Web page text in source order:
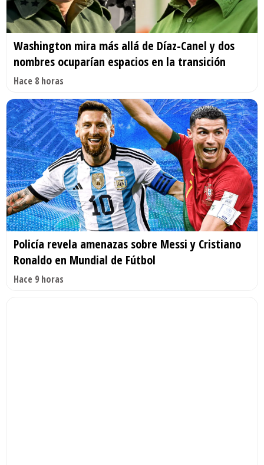
Washington mira más allá de Díaz-Canel y dos
nombres ocuparían espacios en la transición
Hace 8 horas
Policía revela amenazas sobre Messi y Cristiano
Ronaldo en Mundial de Fútbol
Hace 9 horas